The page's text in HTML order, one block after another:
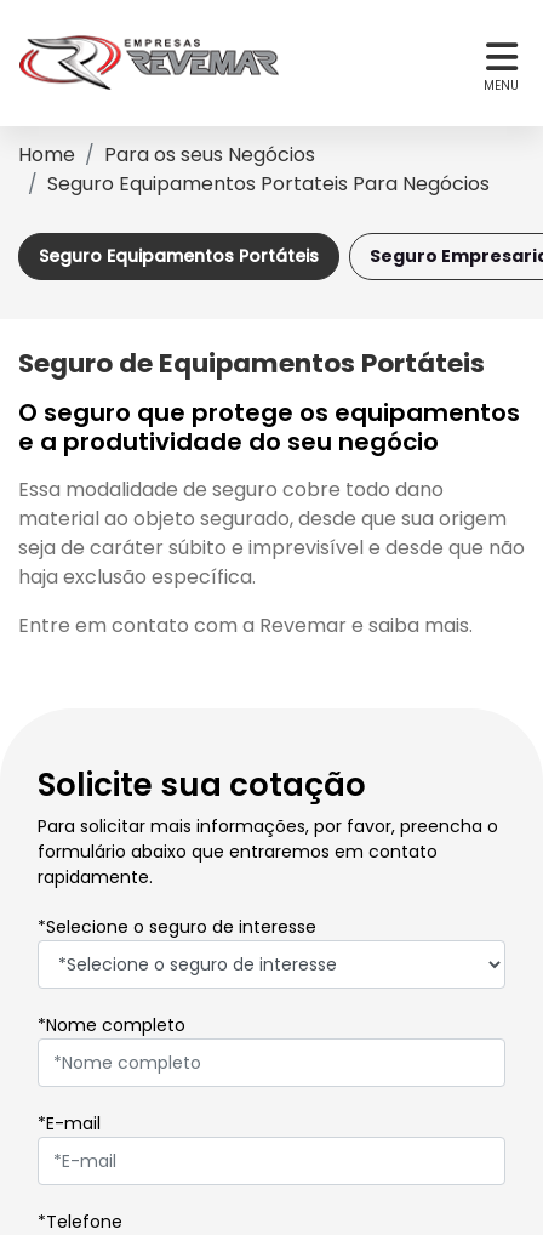
MENU
Home
Para os seus Negócios
Seguro Equipamentos Portateis Para Negócios
Seguro
Seguro Equipamentos Portáteis
Seguro de Equipamentos Portáteis
O seguro que protege os equipamentos
e a produtividade do seu negócio
Essa modalidade de seguro cobre todo dano
material ao objeto segurado, desde que sua origem
seja de caráter súbito e imprevisível e desde que não
haja exclusão específica.
Entre em contato com a Revemar e saiba mais.
Solicite sua cotação
Para solicitar mais informações, por favor, preencha o
formulário abaixo que entraremos em contato
rapidamente.
*Selecione o seguro de interesse
*Nome completo
*E-mail
*Telefone